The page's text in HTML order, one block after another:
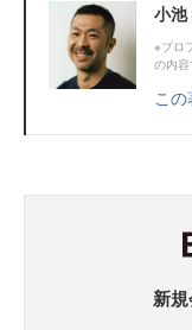
小池
※プロ
の内
こ
新